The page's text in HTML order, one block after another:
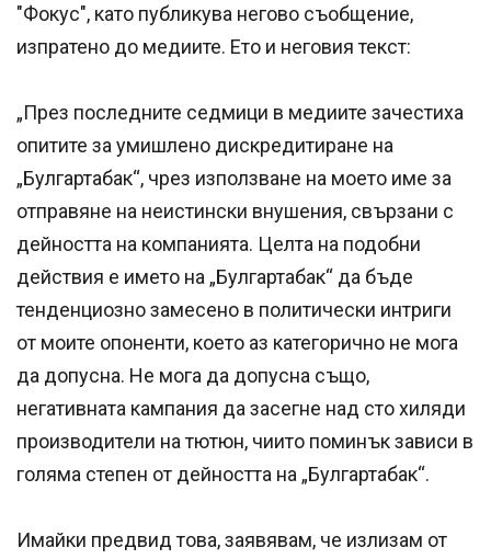
"Фокус", като публикува негово съобщение,
изпратено до медиите. Ето и неговия текст:
„През последните седмици в медиите зачестиха
опитите за умишлено дискредитиране на
„Булгартабак“, чрез използване на моето име за
отправяне на неистински внушения, свързани с
дейността на компанията. Целта на подобни
действия е името на „Булгартабак“ да бъде
тенденциозно замесено в политически интриги
от моите опоненти, което аз категорично не мога
да допусна. Не мога да допусна също,
негативната кампания да засегне над сто хиляди
производители на тютюн, чиито поминък зависи в
голяма степен от дейността на „Булгартабак“.
Имайки предвид това, заявявам, че излизам от